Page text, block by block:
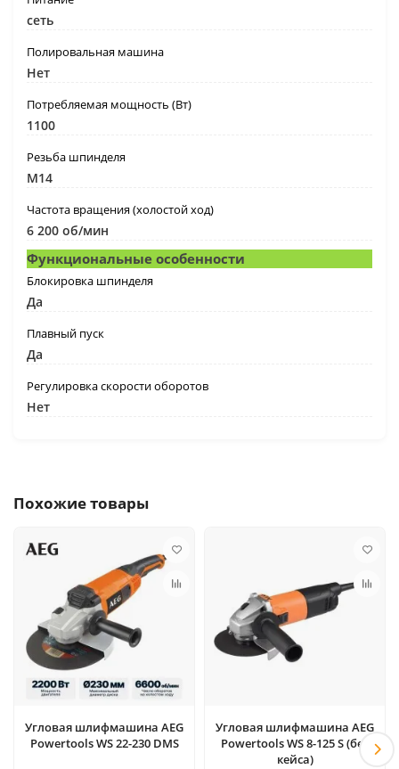
сеть
Полировальная машина
Нет
Потребляемая мощность (Вт)
1100
Резьба шпинделя
M14
Частота вращения (холостой ход)
6 200 об/мин
Функциональные особенности
Блокировка шпинделя
Да
Плавный пуск
Да
Регулировка скорости оборотов
Нет
Похожие товары
Угловая шлифмашина AEG
Powertools WS 22-230 DMS
Угловая шлифмашина AEG
Powertools WS 8-125 S (без
кейса)